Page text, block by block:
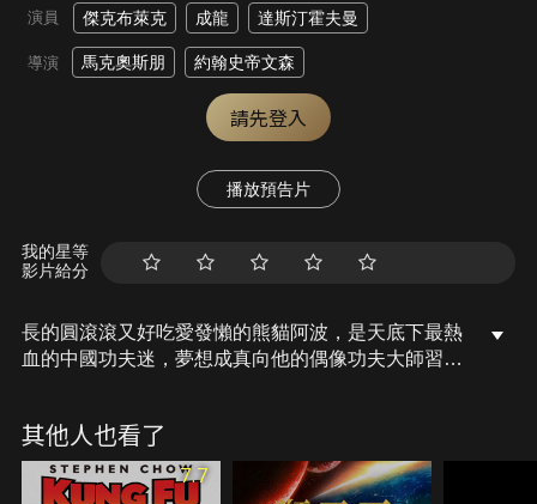
演員 傑克布萊克 成龍 達斯汀霍夫曼
導演 馬克奧斯朋 約翰史帝文森
請先登入
播放預告片
我的星等
影片給分
長的圓滾滾又好吃愛發懶的熊貓阿波，是天底下最熱
血的中國功夫迷，夢想成真向他的偶像功夫大師習
幕】
其他人也看了
7.7